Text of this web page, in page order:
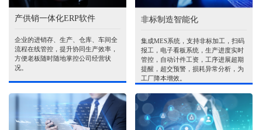
产供销一体化ERP软件
企业的进销存、生产、仓库、车间全
流程在线管控，提升协同生产效率，
方便老板随时随地掌控公司经营状
况。
非标制造智能化
集成MES系统，支持非标加工，扫码
报工，电子看板系统，生产进度实时
管控，自动计件工资，工序进展超期
提醒，超交预警，损耗异常分析，为
工厂降本增效。